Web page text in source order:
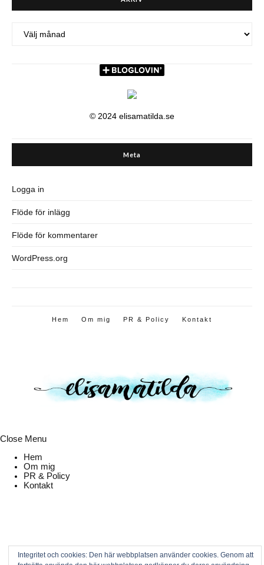
© 2024 elisamatilda.se
Meta
Logga in
Flöde för inlägg
Flöde för kommentarer
WordPress.org
Hem Om mig PR & Policy Kontakt
Close Menu
Hem
Om mig
PR & Policy
Kontakt
Integritet och cookies: Den här webbplatsen använder cookies. Genom att